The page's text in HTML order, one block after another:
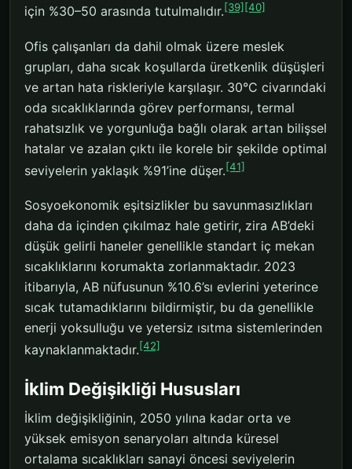
için %30–50 arasında tutulmalıdır.[39] [40]
Ofis çalışanları da dahil olmak üzere meslek
grupları, daha sıcak koşullarda üretkenlik düşüşleri
ve artan hata riskleriyle karşılaşır. 30°C civarındaki
oda sıcaklıklarında görev performansı, termal
rahatsızlık ve yorgunluğa bağlı olarak artan bilişsel
hatalar ve azalan çıktı ile korele bir şekilde optimal
seviyelerin yaklaşık %91’ine düşer.[41]
Sosyoekonomik eşitsizlikler bu savunmasızlıkları
daha da içinden çıkılmaz hale getirir, zira AB’deki
düşük gelirli haneler genellikle standart iç mekan
sıcaklıklarını korumakta zorlanmaktadır. 2023
itibarıyla, AB nüfusunun %10.6’sı evlerini yeterince
sıcak tutamadıklarını bildirmiştir, bu da genellikle
enerji yoksulluğu ve yetersiz ısıtma sistemlerinden
kaynaklanmaktadır.[42]
İklim Değişikliği Hususları
İklim değişikliğinin, 2050 yılına kadar orta ve
yüksek emisyon senaryoları altında küresel
ortalama sıcaklıkları sanayi öncesi seviyelerin